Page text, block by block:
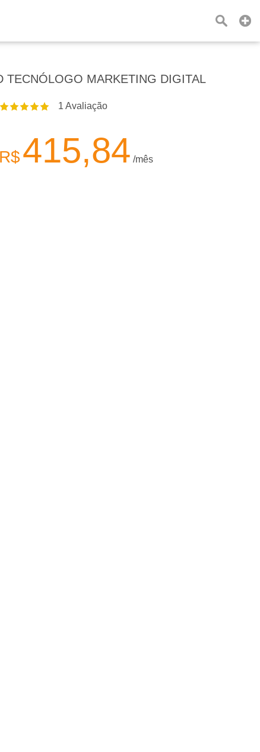
TECNÓLOGO MARKETING DIGITAL
1 Avaliação
R$415,84 /mês